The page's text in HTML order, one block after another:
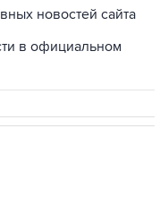
новостей сайта
в официальном